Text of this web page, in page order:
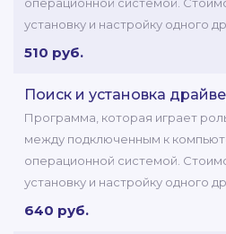
установку и настройку одного
510 руб.
Поиск и установка
Программа, которая играет
между подключенным к
операционной системой.
установку и настройку одного
640 руб.